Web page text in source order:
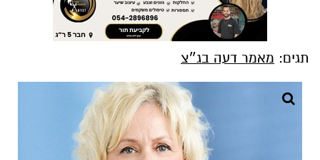
תגים: מאמר דעה בג״צ